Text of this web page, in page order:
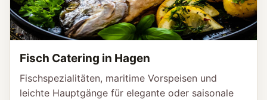
Fisch Catering in Hagen
Fischspezialitäten, maritime Vorspeisen und
leichte Hauptgänge für elegante oder saisonale